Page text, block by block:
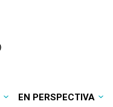
EN PERSPECTIVA